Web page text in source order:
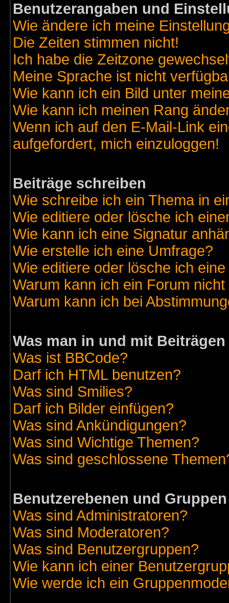
Benutzerangaben und
Wie ändere ich meine
Die Zeiten stimmen nicht!
Ich habe die Zeitzone
Meine Sprache ist nicht
Wie kann ich ein Bild unter
Wie kann ich meinen Rang
Wenn ich auf den E-Mail-Link
aufgefordert, mich einzuloggen!
Beiträge schreiben
Wie schreibe ich ein Thema in
Wie editiere oder lösche ich
Wie kann ich eine Signatur
Wie erstelle ich eine Umfrage?
Wie editiere oder lösche ich
Warum kann ich ein Forum
Warum kann ich bei
Was man in und mit
Was ist BBCode?
Darf ich HTML benutzen?
Was sind Smilies?
Darf ich Bilder einfügen?
Was sind Ankündigungen?
Was sind Wichtige Themen?
Was sind geschlossene
Benutzerebenen und Gruppen
Was sind Administratoren?
Was sind Moderatoren?
Was sind Benutzergruppen?
Wie kann ich einer
Wie werde ich ein